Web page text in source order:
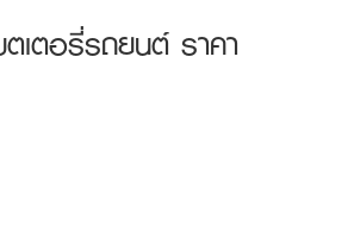
เตอรี่รถยนต์ ราคา